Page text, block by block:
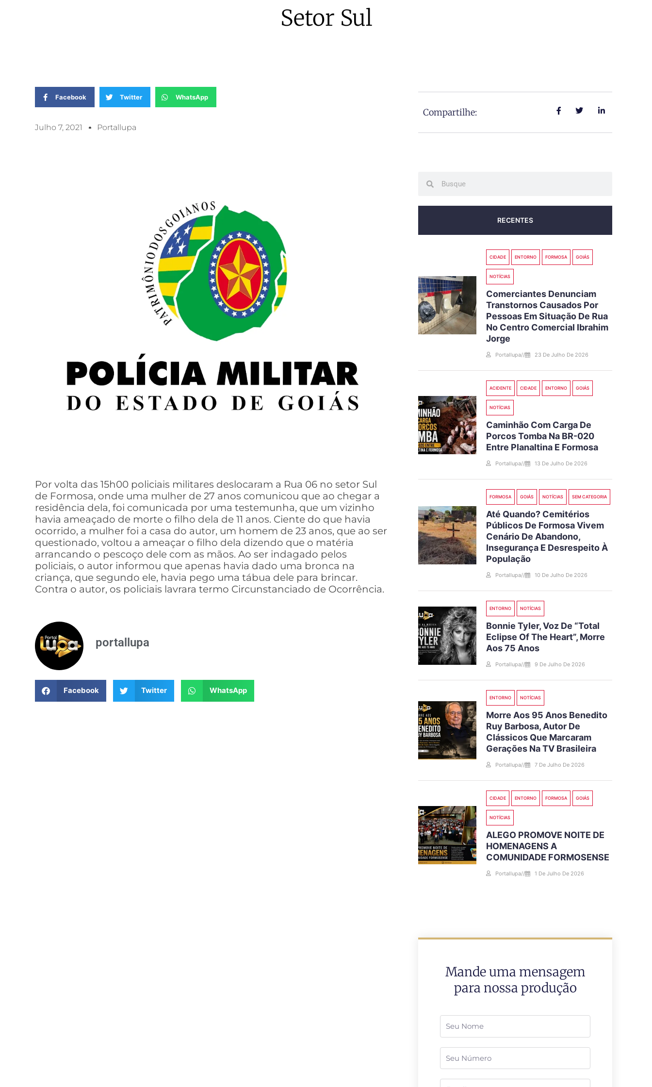
Setor Sul
Facebook Twitter WhatsApp
Julho 7, 2021 Portallupa
Por volta das 15h00 policiais militares deslocaram a Rua 06 no setor Sul
de Formosa, onde uma mulher de 27 anos comunicou que ao chegar a
residência dela, foi comunicada por uma testemunha, que um vizinho
havia ameaçado de morte o filho dela de 11 anos. Ciente do que havia
ocorrido, a mulher foi a casa do autor, um homem de 23 anos, que ao ser
questionado, voltou a ameaçar o filho dela dizendo que o matéria
arrancando o pescoço dele com as mãos. Ao ser indagado pelos
policiais, o autor informou que apenas havia dado uma bronca na
criança, que segundo ele, havia pego uma tábua dele para brincar.
Contra o autor, os policiais lavrara termo Circunstanciado de Ocorrência.
portallupa
Facebook Twitter WhatsApp
Compartilhe:
RECENTES
CIDADE ENTORNO FORMOSA GOIÁS
NOTÍCIAS
Comerciantes Denunciam
Transtornos Causados Por
Pessoas Em Situação De Rua
No Centro Comercial Ibrahim
Jorge
Portallupa// 23 De Julho De 2026
ACIDENTE CIDADE ENTORNO GOIÁS
NOTÍCIAS
Caminhão Com Carga De
Porcos Tomba Na BR-020
Entre Planaltina E Formosa
Portallupa// 13 De Julho De 2026
FORMOSA GOIÁS NOTÍCIAS SEM CATEGORIA
Até Quando? Cemitérios
Públicos De Formosa Vivem
Cenário De Abandono,
Insegurança E Desrespeito À
População
Portallupa// 10 De Julho De 2026
ENTORNO NOTÍCIAS
Bonnie Tyler, Voz De “Total
Eclipse Of The Heart”, Morre
Aos 75 Anos
Portallupa// 9 De Julho De 2026
ENTORNO NOTÍCIAS
Morre Aos 95 Anos Benedito
Ruy Barbosa, Autor De
Clássicos Que Marcaram
Gerações Na TV Brasileira
Portallupa// 7 De Julho De 2026
CIDADE ENTORNO FORMOSA GOIÁS
NOTÍCIAS
ALEGO PROMOVE NOITE DE
HOMENAGENS A
COMUNIDADE FORMOSENSE
Portallupa// 1 De Julho De 2026
Mande uma mensagem
para nossa produção